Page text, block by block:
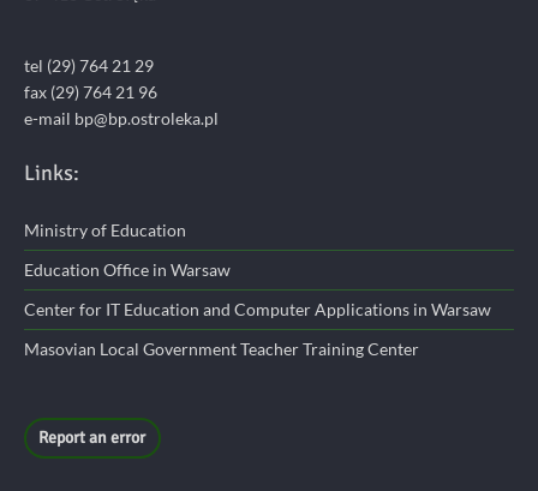
tel (29) 764 21 29
fax (29) 764 21 96
e-mail bp@bp.ostroleka.pl
Links:
Ministry of Education
Education Office in Warsaw
Center for IT Education and Computer Applications in Warsaw
Masovian Local Government Teacher Training Center
Report an error